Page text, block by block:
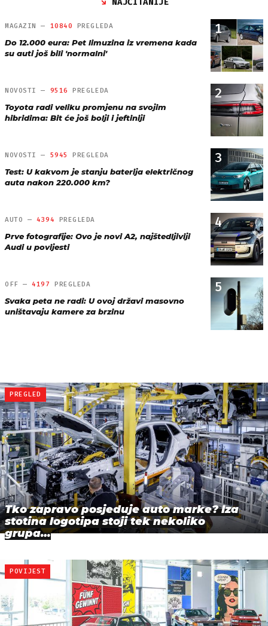
1
MAGAZIN — 10840 PREGLEDA
Do 12.000 eura: Pet limuzina iz vremena kada
su auti još bili 'normalni'
2
NOVOSTI — 9516 PREGLEDA
Toyota radi veliku promjenu na svojim
hibridima: Bit će još bolji i jeftiniji
3
NOVOSTI — 5945 PREGLEDA
Test: U kakvom je stanju baterija električnog
auta nakon 220.000 km?
4
AUTO — 4394 PREGLEDA
Prve fotografije: Ovo je novi A2, najštedljiviji
Audi u povijesti
5
OFF —4197 PREGLEDA
Svaka peta ne radi: U ovoj državi masovno
uništavaju kamere za brzinu
PREGLED
Tko zapravo posjeduje auto marke? Iza
stotina logotipa stoji tek nekoliko
grupa…
POVIJEST